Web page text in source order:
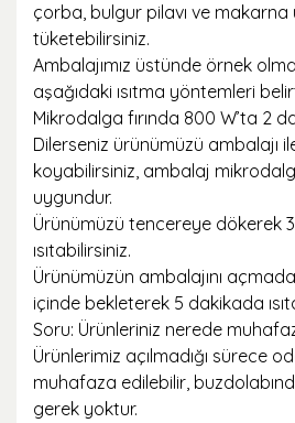
çorba, bulgur pilavı ve makarna
tüketebilirsiniz.
Ambalajımız üstünde örnek
aşağıdaki ısıtma yöntemleri
Mikrodalga fırında 800 W’ta 2
Dilerseniz ürünümüzü ambalajı
koyabilirsiniz, ambalaj
uygundur.
Ürünümüzü tencereye dökerek
ısıtabilirsiniz.
Ürünümüzün ambalajını
içinde bekleterek 5 dakikada
Soru: Ürünleriniz nerede
Ürünlerimiz açılmadığı sürece
muhafaza edilebilir,
gerek yoktur.